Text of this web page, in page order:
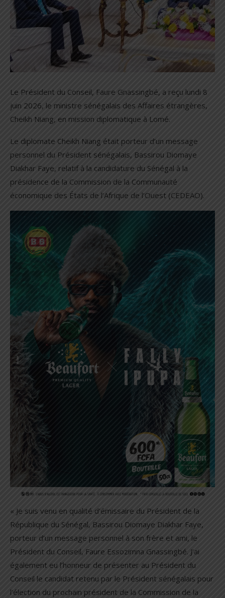
Le Président du Conseil, Faure Gnassingbé, a reçu lundi 8
juin 2026, le ministre sénégalais des Affaires étrangères,
Cheikh Niang, en mission diplomatique à Lomé.
Le diplomate Cheikh Niang était porteur d’un message
personnel du Président sénégalais, Bassirou Diomaye
Diakhar Faye, relatif à la candidature du Sénégal à la
présidence de la Commission de la Communauté
économique des États de l’Afrique de l’Ouest (CEDEAO).
« Je suis venu en qualité d’émissaire du Président de la
République du Sénégal, Bassirou Diomaye Diakhar Faye,
porteur d’un message personnel à son frère et ami, le
Président du Conseil, Faure Essozimna Gnassingbé. J’ai
également eu l’honneur de présenter au Président du
Conseil le candidat retenu par le Président sénégalais pour
l’élection du prochain président de la Commission de la